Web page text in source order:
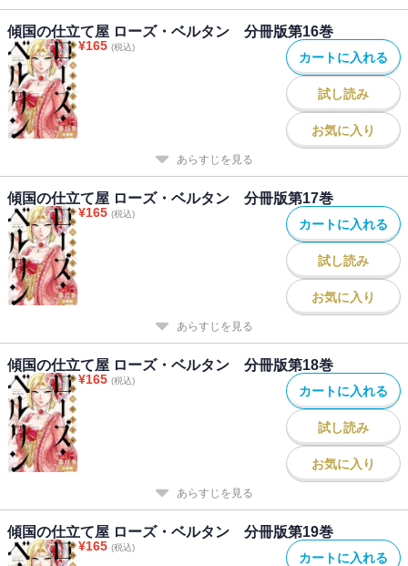
傾国の仕立て屋 ローズ・ベルタン 分冊版第16巻
¥165 (税込)
カートに入れる
試し読み
お気に入り
あらすじを見る
傾国の仕立て屋 ローズ・ベルタン 分冊版第17巻
¥165 (税込)
カートに入れる
試し読み
お気に入り
あらすじを見る
傾国の仕立て屋 ローズ・ベルタン 分冊版第18巻
¥165 (税込)
カートに入れる
試し読み
お気に入り
あらすじを見る
傾国の仕立て屋 ローズ・ベルタン 分冊版第19巻
¥165 (税込)
カートに入れる